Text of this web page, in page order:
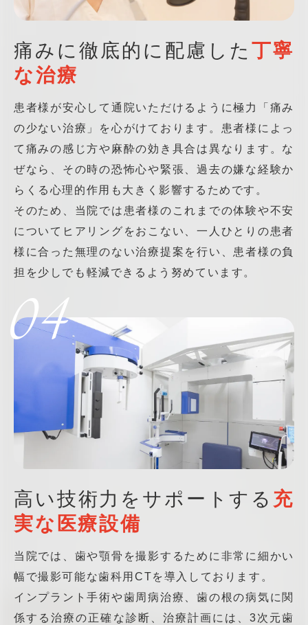
痛みに徹底的に配慮した丁寧
な治療
患者様が安心して通院いただけるように極力「痛み
の少ない治療」を心がけております。患者様によっ
て痛みの感じ方や麻酔の効き具合は異なります。な
ぜなら、その時の恐怖心や緊張、過去の嫌な経験か
らくる心理的作用も大きく影響するためです。
そのため、当院では患者様のこれまでの体験や不安
についてヒアリングをおこない、一人ひとりの患者
様に合った無理のない治療提案を行い、患者様の負
担を少しでも軽減できるよう努めています。
04
高い技術力をサポートする 充
実な医療設備
当院では、歯や顎骨を撮影するために非常に細かい
幅で撮影可能な歯科用CTを導入しております。
インプラント手術や歯周病治療、歯の根の病気に関
係する治療の正確な診断、治療計画には、3次元歯